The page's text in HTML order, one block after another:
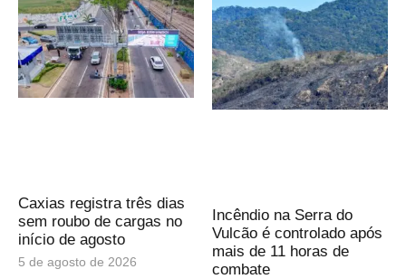
Caxias registra três dias
sem roubo de cargas no
início de agosto
5 de agosto de 2026
Incêndio na Serra do
Vulcão é controlado após
mais de 11 horas de
combate